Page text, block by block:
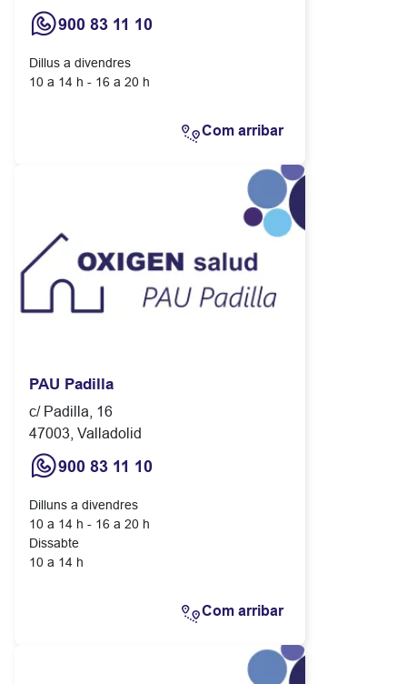
900 83 11 10
Dillus a divendres
10 a 14 h - 16 a 20 h
Com arribar
PAU Padilla
c/ Padilla, 16
47003, Valladolid
900 83 11 10
Dilluns a divendres
10 a 14 h - 16 a 20 h
Dissabte
10 a 14 h
Com arribar